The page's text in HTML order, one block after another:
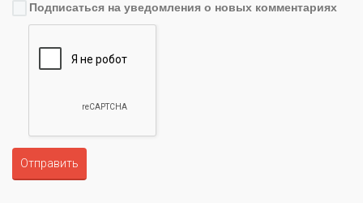
Подписаться на уведомления о новых комментариях
Отправить